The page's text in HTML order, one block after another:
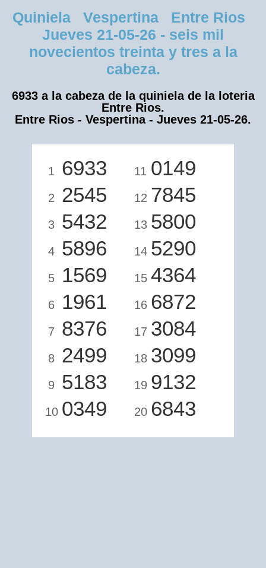
Quiniela Vespertina Entre Rios
Jueves 21-05-26 - seis mil
novecientos treinta y tres a la
cabeza.
6933 a la cabeza de la quiniela de la loteria
Entre Rios.
Entre Rios - Vespertina - Jueves 21-05-26.
1 6933
2 2545
3 5432
4 5896
5 1569
6 1961
7 8376
8 2499
9 5183
10 0349
11 0149
12 7845
13 5800
14 5290
15 4364
16 6872
17 3084
18 3099
19 9132
20 6843